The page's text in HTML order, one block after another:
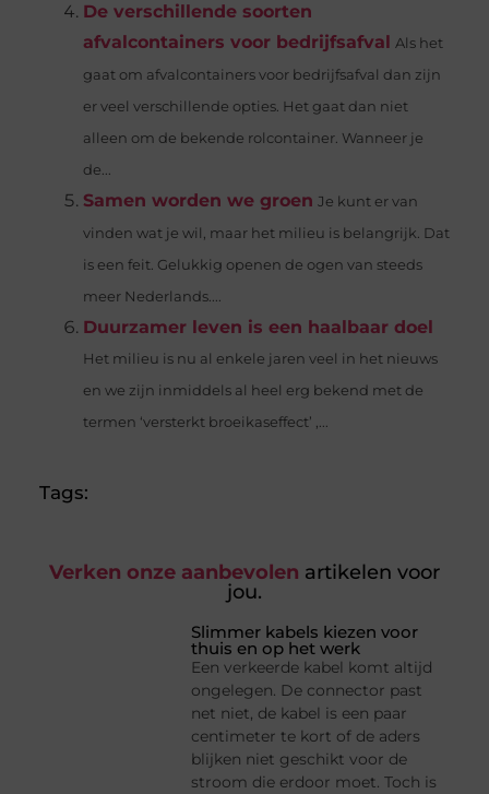
De verschillende soorten
afvalcontainers voor bedrijfsafval Als het
gaat om afvalcontainers voor bedrijfsafval dan zijn
er veel verschillende opties. Het gaat dan niet
alleen om de bekende rolcontainer. Wanneer je
de...
Samen worden we groen Je kunt er van
vinden wat je wil, maar het milieu is belangrijk. Dat
is een feit. Gelukkig openen de ogen van steeds
meer Nederlands....
Duurzamer leven is een haalbaar doel
Het milieu is nu al enkele jaren veel in het nieuws
en we zijn inmiddels al heel erg bekend met de
termen ‘versterkt broeikaseffect’ ,...
Tags:
Verken onze aanbevolen artikelen voor
jou.
Slimmer kabels kiezen voor
thuis en op het werk
Een verkeerde kabel komt altijd
ongelegen. De connector past
net niet, de kabel is een paar
centimeter te kort of de aders
blijken niet geschikt voor de
stroom die erdoor moet. Toch is